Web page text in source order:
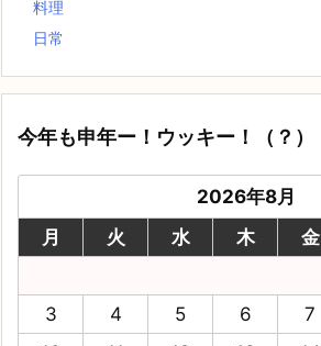
料理
日常
今年も申年ー！ウッキー！（？）
2026年8月
月
火 水 木 金
3
4 5 6 7